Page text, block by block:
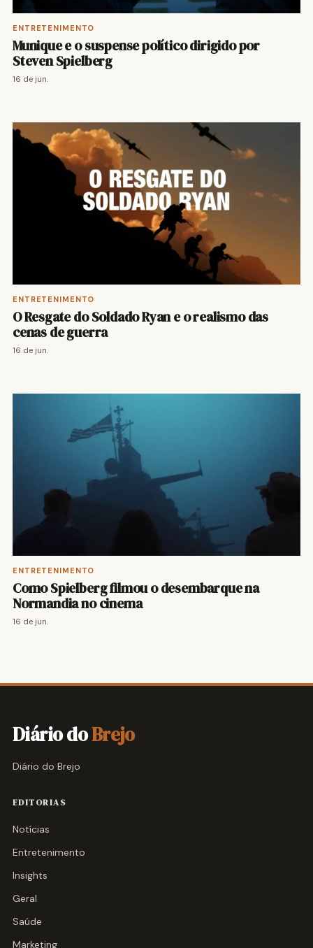
ENTRETENIMENTO
Munique e o suspense político dirigido por
Steven Spielberg
16 de jun.
ENTRETENIMENTO
O Resgate do Soldado Ryan e o realismo das
cenas de guerra
16 de jun.
ENTRETENIMENTO
Como Spielberg filmou o desembarque na
Normandia no cinema
16 de jun.
Diário doBrejo
Diário do Brejo
EDITORIAS
Notícias
Entretenimento
Insights
Geral
Saúde
Marketing